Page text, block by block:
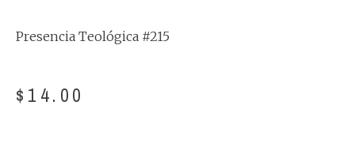
Presencia Teológica #215
$ 14.00